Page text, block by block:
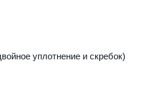
уплотнение и скребок)